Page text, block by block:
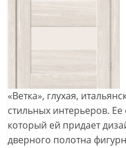
«Ветка», глухая,
стильных интерьеров.
который ей придает
дверного полотна